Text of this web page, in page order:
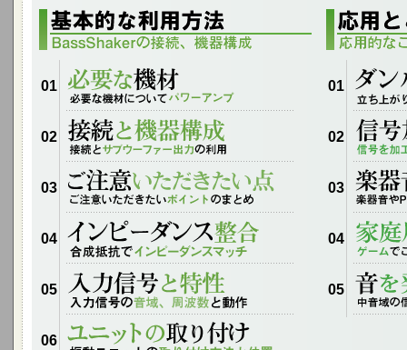
01
02
03
04
05
06
01
02
03
04
05